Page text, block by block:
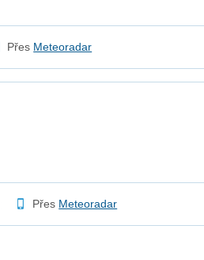
Přes Meteoradar
Přes Meteoradar